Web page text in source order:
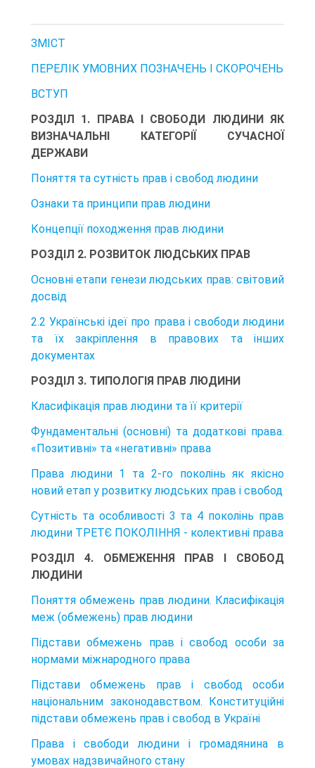
ЗМІСТ
ПЕРЕЛІК УМОВНИХ ПОЗНАЧЕНЬ І СКОРОЧЕНЬ
ВСТУП
РОЗДІЛ 1. ПРАВА І СВОБОДИ ЛЮДИНИ ЯК
ВИЗНАЧАЛЬНІ КАТЕГОРІЇ СУЧАСНОЇ
ДЕРЖАВИ
Поняття та сутність прав і свобод людини
Ознаки та принципи прав людини
Концепції походження прав людини
РОЗДІЛ 2. РОЗВИТОК ЛЮДСЬКИХ ПРАВ
Основні етапи генези людських прав: світовий
досвід
2.2 Українські ідеї про права і свободи людини
та їх закріплення в правових та інших
документах
РОЗДІЛ 3. ТИПОЛОГІЯ ПРАВ ЛЮДИНИ
Класифікація прав людини та її критерії
Фундаментальні (основні) та додаткові права.
«Позитивні» та «негативні» права
Права людини 1 та 2-го поколінь як якісно
новий етап у розвитку людських прав і свобод
Сутність та особливості 3 та 4 поколінь прав
людини ТРЕТЄ ПОКОЛІННЯ - колективні права
РОЗДІЛ 4. ОБМЕЖЕННЯ ПРАВ І СВОБОД
ЛЮДИНИ
Поняття обмежень прав людини. Класифікація
меж (обмежень) прав людини
Підстави обмежень прав і свобод особи за
нормами міжнародного права
Підстави обмежень прав і свобод особи
національним законодавством. Конституційні
підстави обмежень прав і свобод в Україні
Права і свободи людини і громадянина в
умовах надзвичайного стану